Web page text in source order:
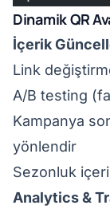
Dinamik QR
İçerik
Link
A/B testing
Kampanya
yönlendir
Sezonluk
Analytics &